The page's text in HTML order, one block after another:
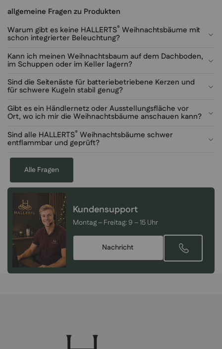
allgemeine Fragen zu Produkten
Warum gibt es keine HALLERTS® Weihnachtsbäume mit
schon integrierter Beleuchtung?
Kann ich meinen Weihnachtsbaum auf dem Dachboden,
im Schuppen oder im Keller lagern?
Sind die Seitenäste für batteriebetriebene Kerzen und
für schwere Kugeln stabil genug?
Gibt es ein Händlernetz oder Ausstellungsfläche vor
Ort, wo ich mir die Weihnachtsbäume anschauen kann?
Sind alle HALLERTS® Weihnachtsbäume schwer
entflammbar und geprüft?
Alle Fragen
Kundensupport
Montag – Freitag: 9 – 15 Uhr
Nachricht